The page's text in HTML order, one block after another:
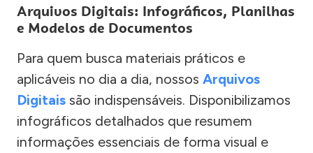
Arquivos Digitais: Infográficos, Planilhas
e Modelos de Documentos
Para quem busca materiais práticos e
aplicáveis no dia a dia, nossos Arquivos
Digitais são indispensáveis. Disponibilizamos
infográficos detalhados que resumem
informações essenciais de forma visual e